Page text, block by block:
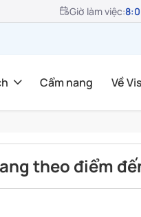
Giờ làm việc:
Cẩm nang Về
theo điểm